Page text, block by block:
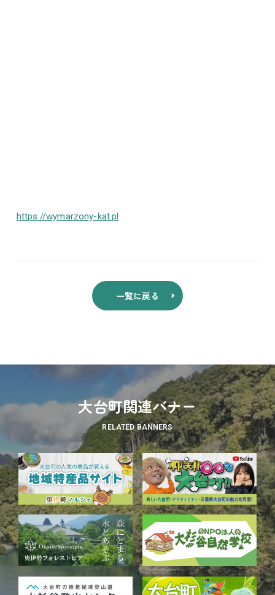
https://wymarzony-kat.pl
一覧に戻る
大台町関連バナー
RELATED BANNERS